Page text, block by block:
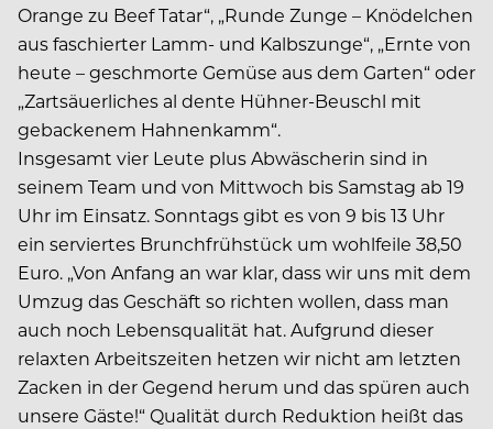
Orange zu Beef Tatar“, „Runde Zunge – Knödelchen
aus faschierter Lamm- und Kalbszunge“, „Ernte von
heute – geschmorte Gemüse aus dem Garten“ oder
„Zartsäuerliches al dente Hühner-Beuschl mit
gebackenem Hahnenkamm“.
Insgesamt vier Leute plus Abwäscherin sind in
seinem Team und von Mittwoch bis Samstag ab 19
Uhr im Einsatz. Sonntags gibt es von 9 bis 13 Uhr
ein serviertes Brunchfrühstück um wohlfeile 38,50
Euro. „Von Anfang an war klar, dass wir uns mit dem
Umzug das Geschäft so richten wollen, dass man
auch noch Lebensqualität hat. Aufgrund dieser
relaxten Arbeitszeiten hetzen wir nicht am letzten
Zacken in der Gegend herum und das spüren auch
unsere Gäste!“ Qualität durch Reduktion heißt das